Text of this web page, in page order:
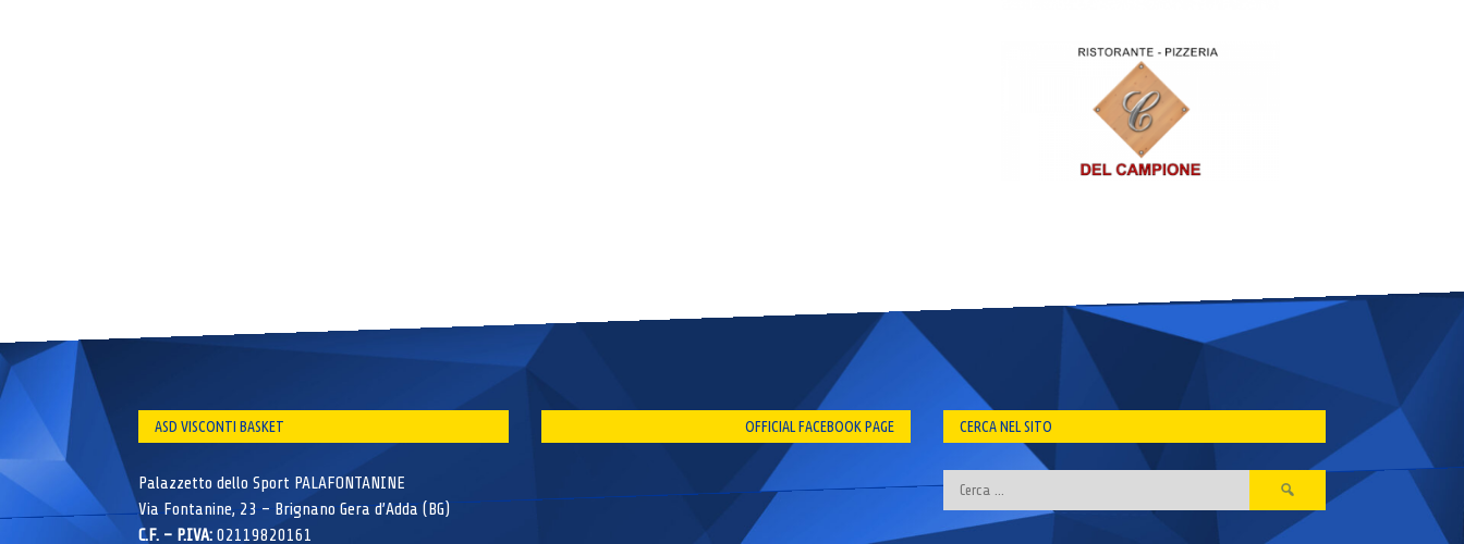
ASD VISCONTI BASKET
Palazzetto dello Sport PALAFONTANINE
Via Fontanine, 23 – Brignano Gera d’Adda (BG)
C.F. – P.IVA: 02119820161
OFFICIAL FACEBOOK PAGE CERCA NEL SITO
Ricerca
per: